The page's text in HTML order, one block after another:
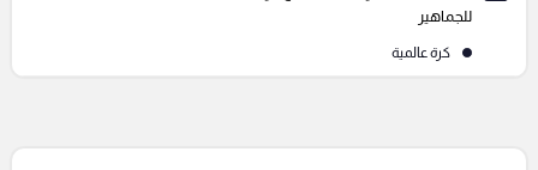
للجماهير
كرة عالمية